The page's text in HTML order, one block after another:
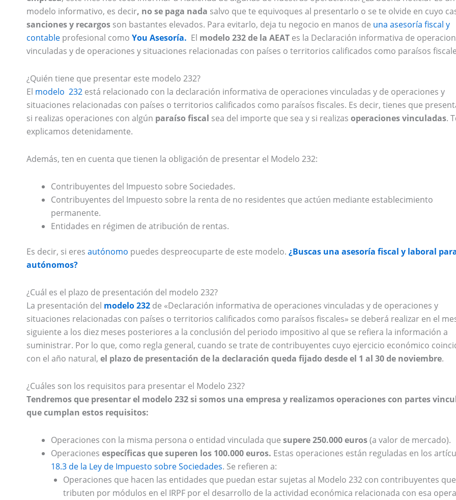
modelo informativo, es decir, no se paga nada salvo que te equivoques al presentarlo o se te olvide en cuyo
sanciones y recargos son bastantes elevados. Para evitarlo, deja tu negocio en manos de una asesoría fiscal y
contable profesional como You Asesoría. El modelo 232 de la AEAT es la Declaración informativa de
vinculadas y de operaciones y situaciones relacionadas con países o territorios calificados como paraísos
¿Quién tiene que presentar este modelo 232?
El modelo 232 está relacionado con la declaración informativa de operaciones vinculadas y de operaciones y
situaciones relacionadas con países o territorios calificados como paraísos fiscales. Es decir, tienes que
si realizas operaciones con algún paraíso fiscal sea del importe que sea y si realizas operaciones vinculadas.
explicamos detenidamente.
Además, ten en cuenta que tienen la obligación de presentar el Modelo 232:
Contribuyentes del Impuesto sobre Sociedades.
Contribuyentes del Impuesto sobre la renta de no residentes que actúen mediante establecimiento
permanente.
Entidades en régimen de atribución de rentas.
Es decir, si eres autónomo puedes despreocuparte de este modelo. ¿Buscas una asesoría fiscal y laboral
autónomos?
¿Cuál es el plazo de presentación del modelo 232?
La presentación del modelo 232 de «Declaración informativa de operaciones vinculadas y de operaciones y
situaciones relacionadas con países o territorios calificados como paraísos fiscales» se deberá realizar en el
siguiente a los diez meses posteriores a la conclusión del periodo impositivo al que se refiera la información a
suministrar. Por lo que, como regla general, cuando se trate de contribuyentes cuyo ejercicio económico
con el año natural, el plazo de presentación de la declaración queda fijado desde el 1 al 30 de noviembre.
¿Cuáles son los requisitos para presentar el Modelo 232?
Tendremos que presentar el modelo 232 si somos una empresa y realizamos operaciones con partes
que cumplan estos requisitos:
Operaciones con la misma persona o entidad vinculada que supere 250.000 euros(a valor de mercado).
Operaciones específicas que superen los 100.000 euros. Estas operaciones están reguladas en los
18.3 de la Ley de Impuesto sobre Sociedades. Se refieren a:
Operaciones que hacen las entidades que puedan estar sujetas al Modelo 232 con contribuyentes que
tributen por módulos en el IRPF por el desarrollo de la actividad económica relacionada con esa